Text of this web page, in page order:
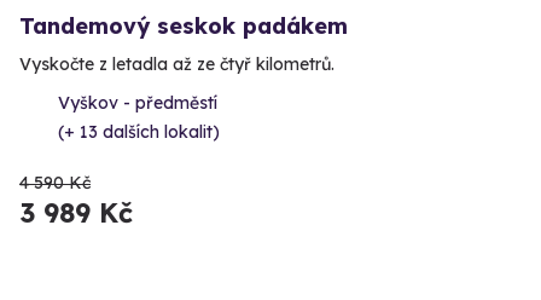
Tandemový seskok padákem
Vyskočte z letadla až ze čtyř kilometrů.
Vyškov - předměstí
(+ 13 dalších lokalit)
4 590 Kč
3 989 Kč